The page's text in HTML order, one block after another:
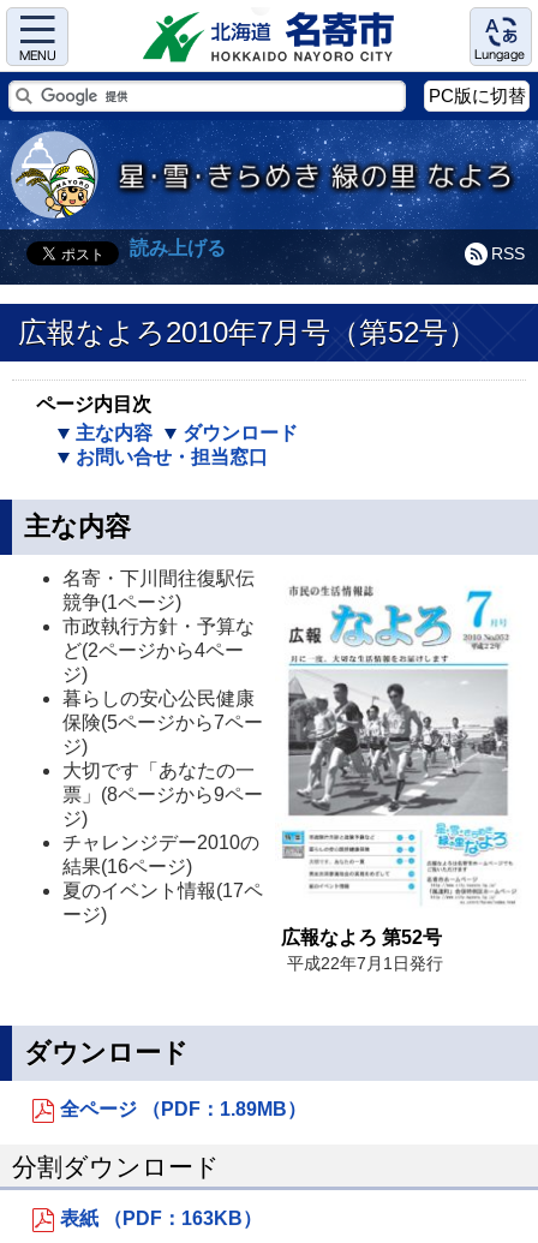
Menu Language
PC版に切替
RSS
読み上げる
広報なよろ2010年7月号（第52号）
ページ内目次
主な内容
ダウンロード
お問い合せ・担当窓口
主な内容
広報なよろ 第52号
平成22年7月1日発行
名寄・下川間往復駅伝
競争(1ページ)
市政執行方針・予算な
ど(2ページから4ペー
ジ)
暮らしの安心公民健康
保険(5ページから7ペー
ジ)
大切です「あなたの一
票」(8ページから9ペー
ジ)
チャレンジデー2010の
結果(16ページ)
夏のイベント情報(17ペ
ージ)
ダウンロード
全ページ （PDF：1.89MB）
分割ダウンロード
表紙 （PDF：163KB）